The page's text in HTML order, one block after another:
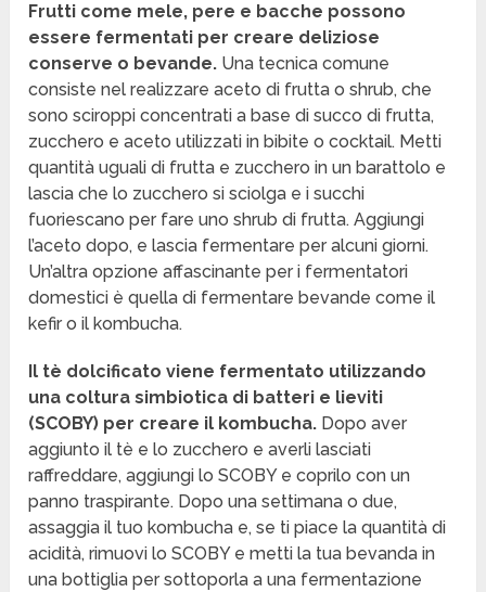
Frutti come mele, pere e bacche possono
essere fermentati per creare deliziose
conserve o bevande. Una tecnica comune
consiste nel realizzare aceto di frutta o shrub, che
sono sciroppi concentrati a base di succo di frutta,
zucchero e aceto utilizzati in bibite o cocktail. Metti
quantità uguali di frutta e zucchero in un barattolo e
lascia che lo zucchero si sciolga e i succhi
fuoriescano per fare uno shrub di frutta. Aggiungi
l’aceto dopo, e lascia fermentare per alcuni giorni.
Un’altra opzione affascinante per i fermentatori
domestici è quella di fermentare bevande come il
kefir o il kombucha.
Il tè dolcificato viene fermentato utilizzando
una coltura simbiotica di batteri e lieviti
(SCOBY) per creare il kombucha. Dopo aver
aggiunto il tè e lo zucchero e averli lasciati
raffreddare, aggiungi lo SCOBY e coprilo con un
panno traspirante. Dopo una settimana o due,
assaggia il tuo kombucha e, se ti piace la quantità di
acidità, rimuovi lo SCOBY e metti la tua bevanda in
una bottiglia per sottoporla a una fermentazione